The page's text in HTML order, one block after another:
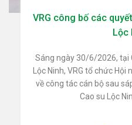
VRG công bố các
Lộc
Sáng ngày 30/6/2026, tại
Lộc Ninh, VRG tổ chức
về công tác cán bộ sau
Cao su Lộc